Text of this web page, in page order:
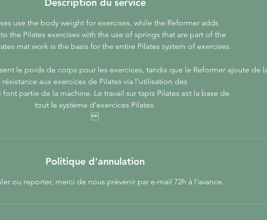
Description du service
use the body weight for exercises, while the Reformer adds
the Pilates exercises with the use of springs that are part of the
mat work is the basis for the entire Pilates system of exercises.
le poids de corps pour les exercices, tandis que le Reformer ajoute de
résistance aux exercices de Pilates via l'utilisation des
font partie de la machine. Le travail sur tapis Pilates est la base de
tout le système d'exercices Pilates.
Politique d'annulation
ou reporter, merci de nous prévenir par e-mail 72h à l'avance.